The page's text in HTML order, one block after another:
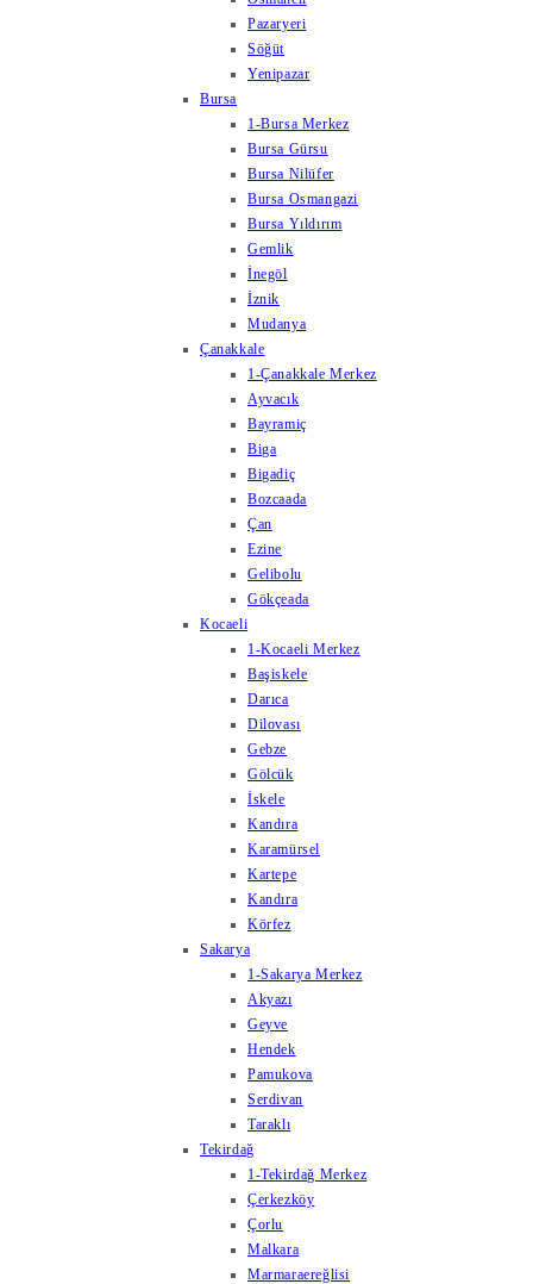
Pazaryeri
Söğüt
Yenipazar
Bursa
1-Bursa Merkez
Bursa Gürsu
Bursa Nilüfer
Bursa Osmangazi
Bursa Yıldırım
Gemlik
İnegöl
İznik
Mudanya
Çanakkale
1-Çanakkale Merkez
Ayvacık
Bayramiç
Biga
Bigadiç
Bozcaada
Çan
Ezine
Gelibolu
Gökçeada
Kocaeli
1-Kocaeli Merkez
Başiskele
Darıca
Dilovası
Gebze
Gölcük
İskele
Kandıra
Karamürsel
Kartepe
Kandıra
Körfez
Sakarya
1-Sakarya Merkez
Akyazı
Geyve
Hendek
Pamukova
Serdivan
Taraklı
Tekirdağ
1-Tekirdağ Merkez
Çerkezköy
Çorlu
Malkara
Marmaraereğlisi